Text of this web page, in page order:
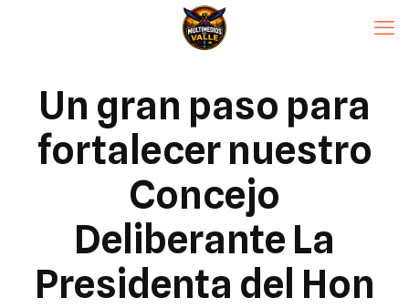
Un gran paso para
fortalecer nuestro
Concejo
Deliberante La
Presidenta del Hon